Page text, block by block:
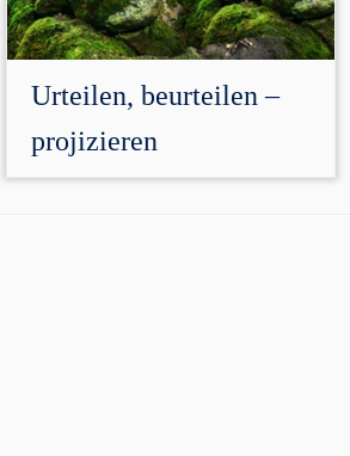
Urteilen, beurteilen –
projizieren